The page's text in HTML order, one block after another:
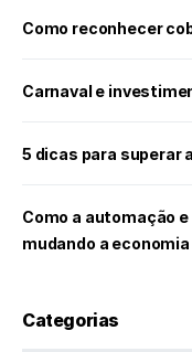
Como reconhecer
Carnaval e
5 dicas para superar
Como a automação
mudando a
Categorias